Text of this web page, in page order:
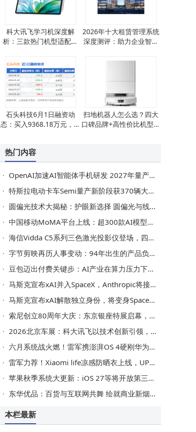
科大讯飞学习机深度解
析：三款热门机型适配不
2026年十大租赁管理系统
深度测评：助力企业智能
新篇章
石头科技6月1日融资动
态：买入9368.18万元，融
扫地机器人怎么选？四大
口碑品牌+高性价比机型推
热门内容
OpenAI加速AI智能体手机研发 2027年量产或引领硬件新潮流
特斯拉电动卡车Semi量产新阶段获370辆大单 部分车辆今年晚些交付
圆偏光技术大揭秘：护眼新选择 圆偏光与线偏光深度对比解析
中国移动MoMA平台上线：超300款AI模型一站式调用，成本降资源省更安全
海信Vidda C5系列三色激光投影仪登场，四版本配置亮点多，7999元起售
字节剪映再历人事变动：94年出生的产品负责人张琪智离职投身创业潮
豆包迈出付费关键步：AI产业在算力压力下开启价值变现新征程
马斯克宣布xAI并入SpaceX，Anthropic将接入其算力共探轨道AI新篇
马斯克宣布xAI解散独立身份，将变身SpaceXAI并推进太空算力布局
索尼创立80周年大庆：东京银座特展启幕，联名乐高积木限量发售
2026北京车展：科大讯飞以技术创新引领，开启全场景AI座舱新时代
六月系统战火燃！雷军携澎湃OS 4硬刚华为苹果，加速去安卓化进程
雷军力荐！Xiaomi life凉感防晒衣上线，UPF50 + 冰爽透气颜值高
苹果秋季系统大更新：iOS 27等将开放第三方AI模型自主选择权限
东华优品：百货与互联网共舞 绘就商业新烟火画卷
本栏最新